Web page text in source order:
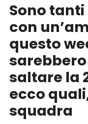
Sono
con
questo
saltare la
ecco
squadra